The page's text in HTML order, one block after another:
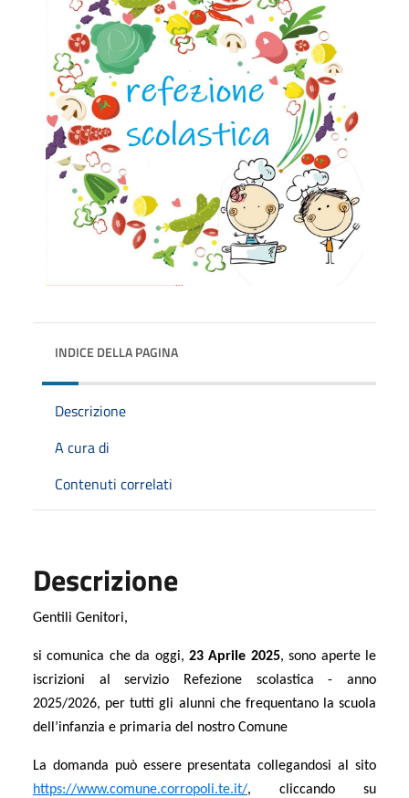
INDICE DELLA PAGINA
Descrizione
A cura di
Contenuti correlati
Descrizione
Gentili Genitori,
si comunica che da oggi, 23 Aprile 2025, sono aperte le
iscrizioni al servizio Refezione scolastica - anno
2025/2026, per tutti gli alunni che frequentano la scuola
dell’infanzia e primaria del nostro Comune
La domanda può essere presentata collegandosi al sito
https://www.comune.corropoli.te.it/, cliccando su